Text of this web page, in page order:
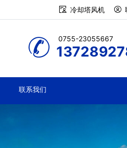
冷却塔风机
0755-23055667
联系我们